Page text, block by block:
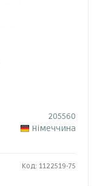
205560
Німеччина
Код: 1122519-75